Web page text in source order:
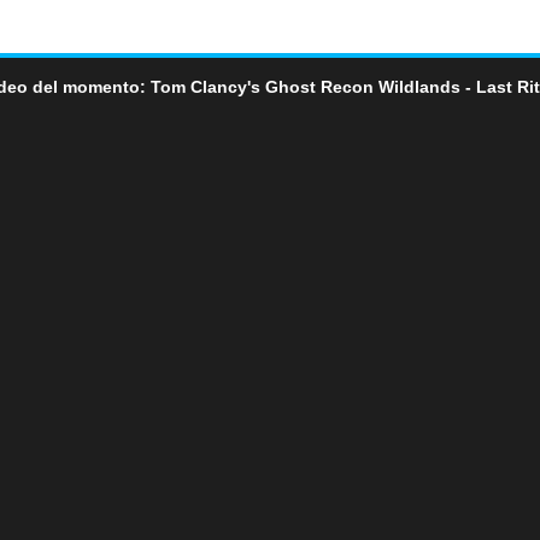
del momento: Tom Clancy's Ghost Recon Wildlands - Last